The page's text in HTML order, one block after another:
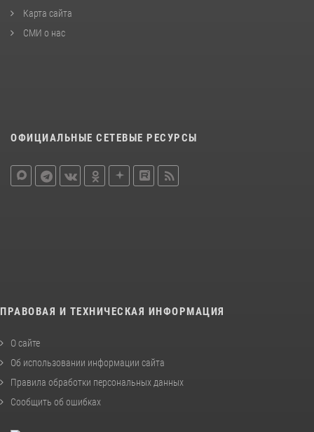
Карта сайта
СМИ о нас
ОФИЦИАЛЬНЫЕ СЕТЕВЫЕ РЕСУРСЫ
ПРАВОВАЯ И ТЕХНИЧЕСКАЯ ИНФОРМАЦИЯ
О сайте
Об использовании информации сайта
Правила обработки персональных данных
Сообщить об ошибках